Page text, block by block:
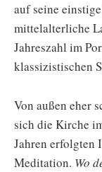
auf seine
mittelalterliche
Jahreszahl im
klassizistischen
Von außen eher
sich die Kirche
Jahren erfolgten
Meditation. Wo